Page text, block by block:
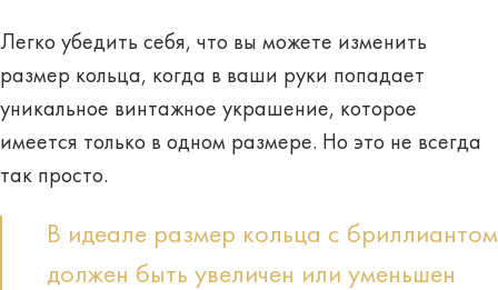
Легко убедить себя, что вы можете изменить
размер кольца, когда в ваши руки попадает
уникальное винтажное украшение, которое
имеется только в одном размере. Но это не всегда
так просто.
В идеале размер кольца с бриллиантом
должен быть увеличен или уменьшен